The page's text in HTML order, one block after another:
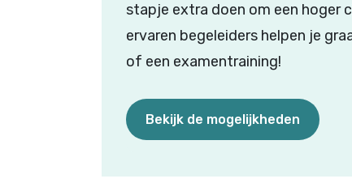
stapje extra doen om een hoger
ervaren begeleiders helpen je
of een examentraining!
Bekijk de mogelijkheden